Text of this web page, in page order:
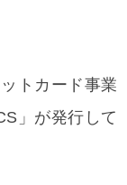
トカード事業
」が発行して